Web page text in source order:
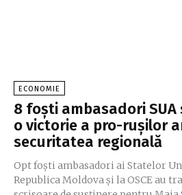
ECONOMIE
8 foști ambasadori
o victorie a pro-rușilor
securitatea regională
Opt foști ambasadori ai Statelor
Republica Moldova și la OSCE au